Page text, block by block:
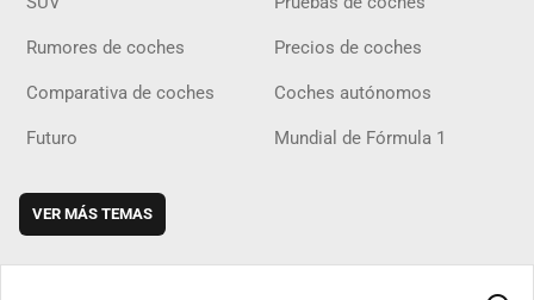
Rumores de coches Precios de coches
Comparativa de coches Coches autónomos
Futuro Mundial de Fórmula 1
VER MÁS TEMAS